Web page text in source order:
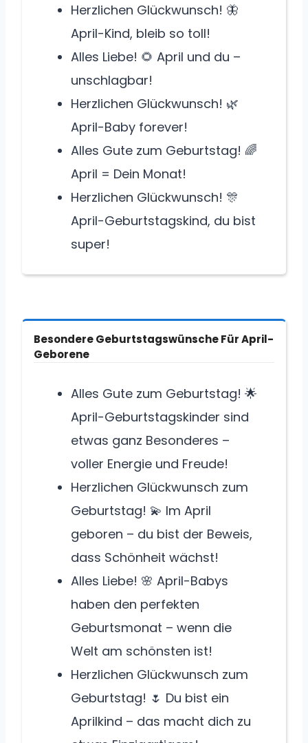
Herzlichen Glückwunsch! 🦋
April-Kind, bleib so toll!
Alles Liebe! 🌻 April und du –
unschlagbar!
Herzlichen Glückwunsch! 🌿
April-Baby forever!
Alles Gute zum Geburtstag! 🌈
April = Dein Monat!
Herzlichen Glückwunsch! 🎊
April-Geburtstagskind, du bist
super!
Besondere Geburtstagswünsche Für April-
Geborene
Alles Gute zum Geburtstag! 🌟
April-Geburtstagskinder sind
etwas ganz Besonderes –
voller Energie und Freude!
Herzlichen Glückwunsch zum
Geburtstag! 💫 Im April
geboren – du bist der Beweis,
dass Schönheit wächst!
Alles Liebe! 🌸 April-Babys
haben den perfekten
Geburtsmonat – wenn die
Welt am schönsten ist!
Herzlichen Glückwunsch zum
Geburtstag! 🌷 Du bist ein
Aprilkind – das macht dich zu